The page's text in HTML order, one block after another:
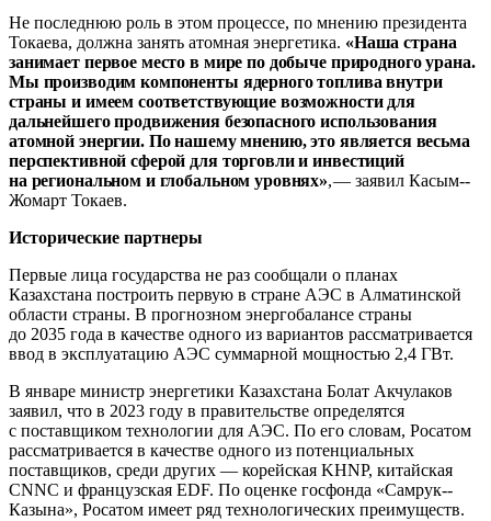
Не последнюю роль в этом процессе, по мнению президента
Токаева, должна занять атомная энергетика. «Наша страна
занимает первое место в мире по добыче природного урана.
Мы производим компоненты ядерного топлива внутри
страны и имеем соответствующие возможности для
дальнейшего продвижения безопасного использования
атомной энергии. По нашему мнению, это является весьма
перспективной сферой для торговли и инвестиций
на региональном и глобальном уровнях»,—заявил Касым-­
Жомарт Токаев.
Исторические партнеры
Первые лица государства не раз сообщали о планах
Казахстана построить первую в стране АЭС в Алматинской
области страны. В прогнозном энергобалансе страны
до 2035 года в качестве одного из вариантов рассматривается
ввод в эксплуатацию АЭС суммарной мощностью 2,4 ГВт.
В январе министр энергетики Казахстана Болат Акчулаков
заявил, что в 2023 году в правительстве определятся
с поставщиком технологии для АЭС. По его словам, Росатом
рассматривается в качестве одного из потенциальных
поставщиков, среди других — корейская KHNP, китайская
CNNC и французская EDF. По оценке госфонда «Самрук-­
Казына», Росатом имеет ряд технологических преимуществ.